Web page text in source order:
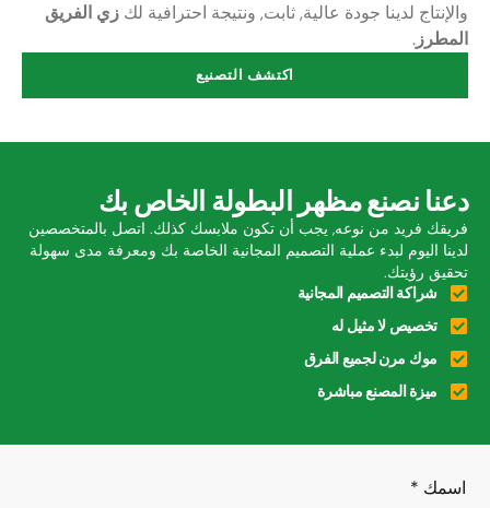
والإنتاج لدينا جودة عالية, ثابت, ونتيجة احترافية لك زي الفريق
المطرز.
اكتشف التصنيع
دعنا نصنع مظهر البطولة الخاص بك
فريقك فريد من نوعه, يجب أن تكون ملابسك كذلك. اتصل بالمتخصصين
لدينا اليوم لبدء عملية التصميم المجانية الخاصة بك ومعرفة مدى سهولة
تحقيق رؤيتك.
شراكة التصميم المجانية
تخصيص لا مثيل له
موك مرن لجميع الفرق
ميزة المصنع مباشرة
اسمك *